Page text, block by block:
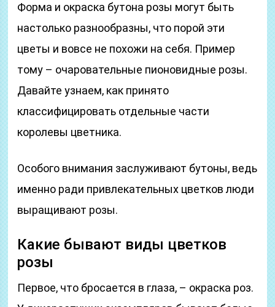
Форма и окраска бутона розы могут быть
настолько разнообразны, что порой эти
цветы и вовсе не похожи на себя. Пример
тому – очаровательные пионовидные розы.
Давайте узнаем, как принято
классифицировать отдельные части
королевы цветника.
Особого внимания заслуживают бутоны, ведь
именно ради привлекательных цветков люди
выращивают розы.
Какие бывают виды цветков
розы
Первое, что бросается в глаза, – окраска роз.